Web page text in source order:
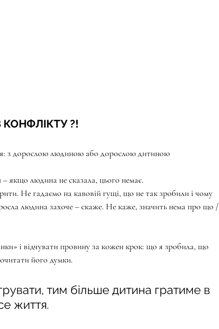
?!
з дорослою людиною або дорослою дитиною
людина не сказала, цього немає.
Не гадаємо на кавовій гущі, що не так зробили і чому
людина захоче – скаже. Не каже, значить нема про що /
і відчувати провину за кожен крок: що я зробила, що
його думки.
тим більше дитина гратиме в
життя.